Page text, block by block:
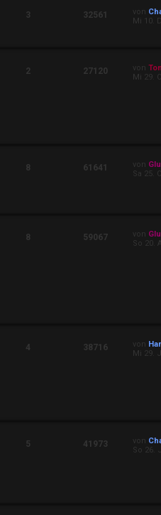
3 32561 von
Mi 10.
2 27120 von
Mi 29.
8 61641 von
Sa 25.
8 59067 von
So 20.
4 38716 von
Mi 29.
5 41973 von
So 26.